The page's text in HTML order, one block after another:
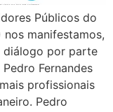
Públicos do
nos manifestamos,
diálogo por parte
Fernandes
profissionais
Pedro